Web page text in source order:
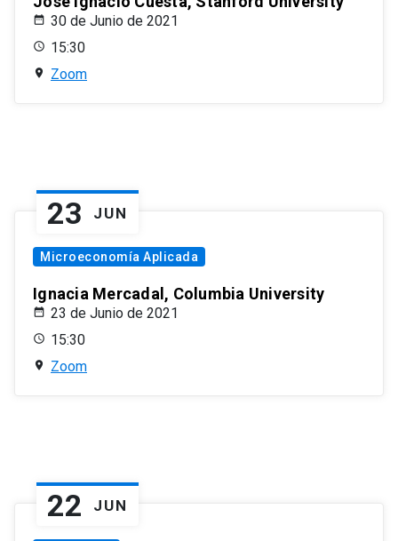
30 de Junio de 2021
15:30
Zoom
23 JUN
Microeconomía Aplicada
Ignacia Mercadal, Columbia University
23 de Junio de 2021
15:30
Zoom
22 JUN